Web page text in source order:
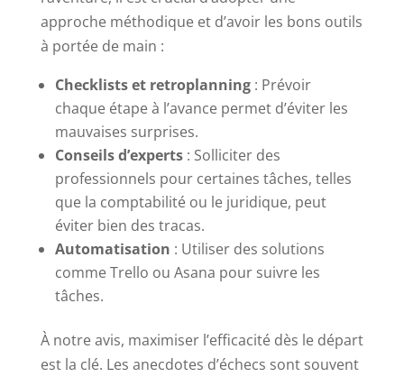
approche méthodique et d’avoir les bons outils
à portée de main :
Checklists et retroplanning: Prévoir
chaque étape à l’avance permet d’éviter les
mauvaises surprises.
Conseils d’experts: Solliciter des
professionnels pour certaines tâches, telles
que la comptabilité ou le juridique, peut
éviter bien des tracas.
Automatisation : Utiliser des solutions
comme Trello ou Asana pour suivre les
tâches.
À notre avis, maximiser l’efficacité dès le départ
est la clé. Les anecdotes d’échecs sont souvent